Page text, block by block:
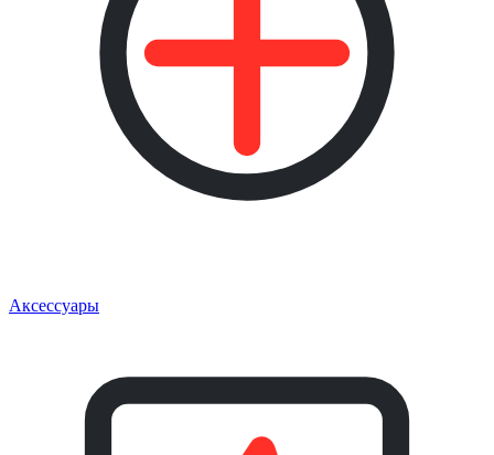
Аксессуары